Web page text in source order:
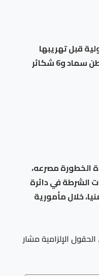
بترولية قبل تهريبها
للسوق السوداء.. ومصادرة 4.5 طن سماد و6 شكائر
الخطورة مصرعه،
الشرطة في دائرة
خلال مأمورية
الحقول الإلزامية مشار